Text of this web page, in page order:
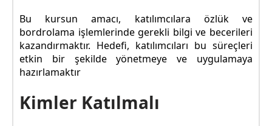
Bu kursun amacı, katılımcılara özlük ve
bordrolama işlemlerinde gerekli bilgi ve becerileri
kazandırmaktır. Hedefi, katılımcıları bu süreçleri
etkin bir şekilde yönetmeye ve uygulamaya
hazırlamaktır
Kimler Katılmalı